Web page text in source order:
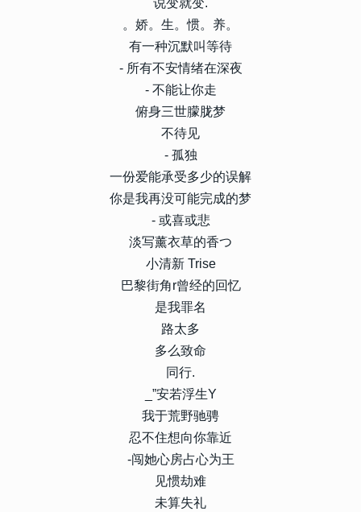
说变就变.
。娇。生。惯。养。
有一种沉默叫等待
- 所有不安情绪在深夜
- 不能让你走
俯身三世朦胧梦
不待见
- 孤独
一份爱能承受多少的误解
你是我再没可能完成的梦
- 或喜或悲
淡写薰衣草的香つ
小清新 Trise
巴黎街角r曾经的回忆
是我罪名
路太多
多么致命
同行.
_”安若浮生Y
我于荒野驰骋
忍不住想向你靠近
-闯她心房占心为王
见惯劫难
未算失礼